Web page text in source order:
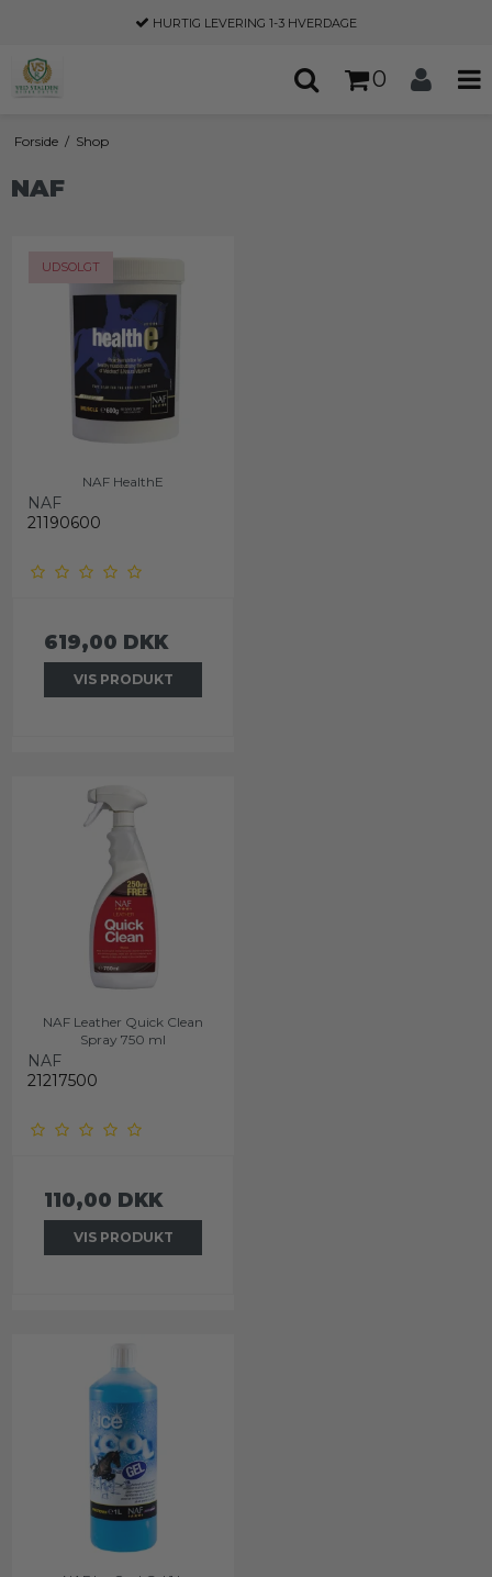
1-3 HVERDAGE
0
Forside / Shop
NAF
UDSOLGT
NAF HealthE
NAF
21190600
619,00 DKK
VIS PRODUKT
NAF Leather Quick Clean
Spray 750 ml
NAF
21217500
110,00 DKK
VIS PRODUKT